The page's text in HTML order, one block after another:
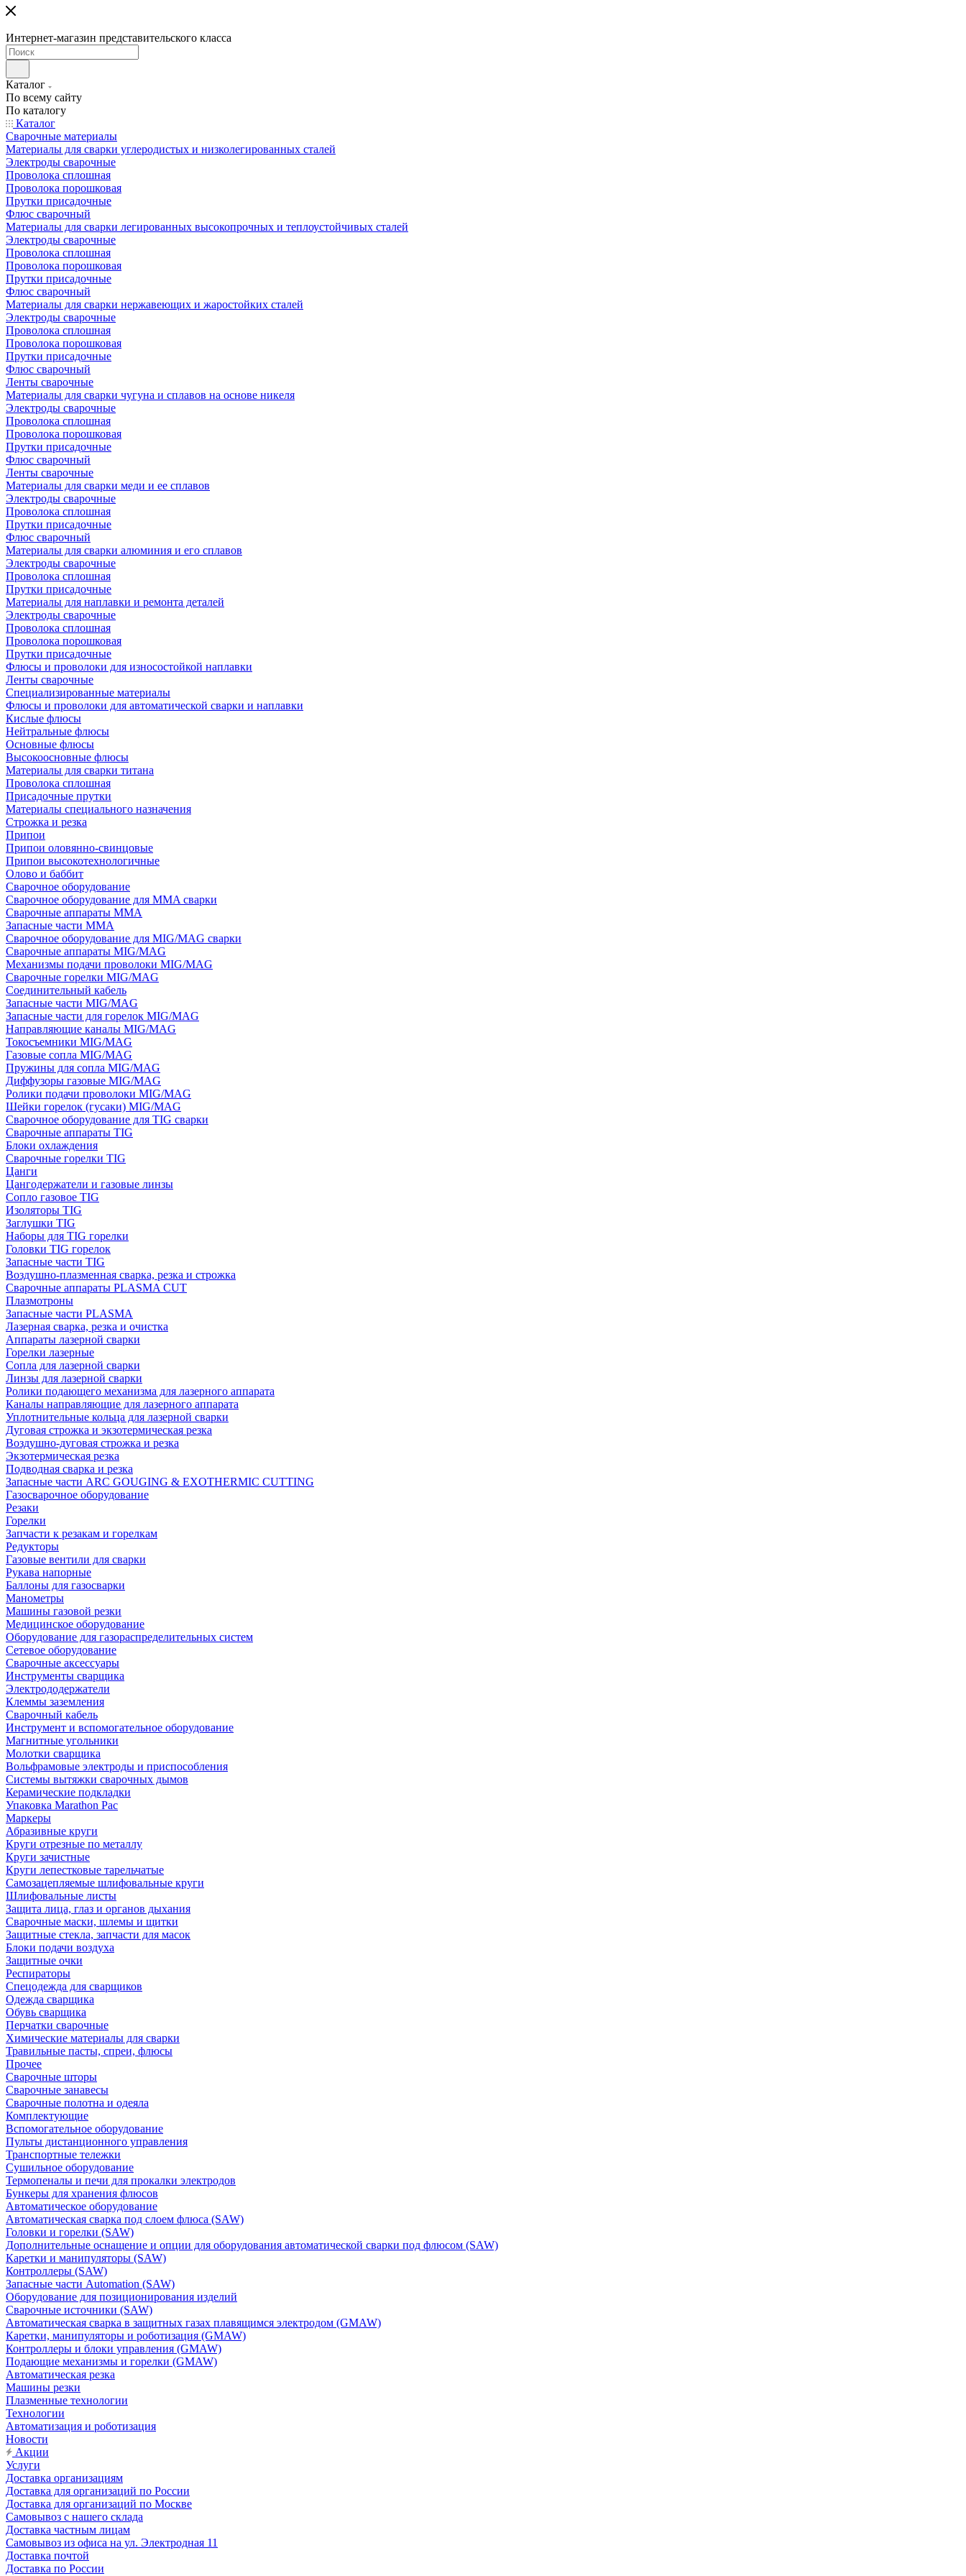
Интернет-магазин представительского класса
Каталог
По всему сайту
По каталогу
Каталог
Сварочные материалы
Материалы для сварки углеродистых и низколегированных сталей
Электроды сварочные
Проволока сплошная
Проволока порошковая
Прутки присадочные
Флюс сварочный
Материалы для сварки легированных высокопрочных и теплоустойчивых сталей
Электроды сварочные
Проволока сплошная
Проволока порошковая
Прутки присадочные
Флюс сварочный
Материалы для сварки нержавеющих и жаростойких сталей
Электроды сварочные
Проволока сплошная
Проволока порошковая
Прутки присадочные
Флюс сварочный
Ленты сварочные
Материалы для сварки чугуна и сплавов на основе никеля
Электроды сварочные
Проволока сплошная
Проволока порошковая
Прутки присадочные
Флюс сварочный
Ленты сварочные
Материалы для сварки меди и ее сплавов
Электроды сварочные
Проволока сплошная
Прутки присадочные
Флюс сварочный
Материалы для сварки алюминия и его сплавов
Электроды сварочные
Проволока сплошная
Прутки присадочные
Материалы для наплавки и ремонта деталей
Электроды сварочные
Проволока сплошная
Проволока порошковая
Прутки присадочные
Флюсы и проволоки для износостойкой наплавки
Ленты сварочные
Специализированные материалы
Флюсы и проволоки для автоматической сварки и наплавки
Кислые флюсы
Нейтральные флюсы
Основные флюсы
Высокоосновные флюсы
Материалы для сварки титана
Проволока сплошная
Присадочные прутки
Материалы специального назначения
Строжка и резка
Припои
Припои оловянно-свинцовые
Припои высокотехнологичные
Олово и баббит
Сварочное оборудование
Сварочное оборудование для MMA сварки
Сварочные аппараты MMA
Запасные части MMA
Сварочное оборудование для MIG/MAG сварки
Сварочные аппараты MIG/MAG
Механизмы подачи проволоки MIG/MAG
Сварочные горелки MIG/MAG
Соединительный кабель
Запасные части MIG/MAG
Запасные части для горелок MIG/MAG
Направляющие каналы MIG/MAG
Токосъемники MIG/MAG
Газовые сопла MIG/MAG
Пружины для сопла MIG/MAG
Диффузоры газовые MIG/MAG
Ролики подачи проволоки MIG/MAG
Шейки горелок (гусаки) MIG/MAG
Сварочное оборудование для TIG сварки
Сварочные аппараты TIG
Блоки охлаждения
Сварочные горелки TIG
Цанги
Цангодержатели и газовые линзы
Сопло газовое TIG
Изоляторы TIG
Заглушки TIG
Наборы для TIG горелки
Головки TIG горелок
Запасные части TIG
Воздушно-плазменная сварка, резка и строжка
Сварочные аппараты PLASMA CUT
Плазмотроны
Запасные части PLASMA
Лазерная сварка, резка и очистка
Аппараты лазерной сварки
Горелки лазерные
Сопла для лазерной сварки
Линзы для лазерной сварки
Ролики подающего механизма для лазерного аппарата
Каналы направляющие для лазерного аппарата
Уплотнительные кольца для лазерной сварки
Дуговая строжка и экзотермическая резка
Воздушно-дуговая строжка и резка
Экзотермическая резка
Подводная сварка и резка
Запасные части ARC GOUGING & EXOTHERMIC CUTTING
Газосварочное оборудование
Резаки
Горелки
Запчасти к резакам и горелкам
Редукторы
Газовые вентили для сварки
Рукава напорные
Баллоны для газосварки
Манометры
Машины газовой резки
Медицинское оборудование
Оборудование для газораспределительных систем
Сетевое оборудование
Сварочные аксессуары
Инструменты сварщика
Электрододержатели
Клеммы заземления
Сварочный кабель
Инструмент и вспомогательное оборудование
Магнитные угольники
Молотки сварщика
Вольфрамовые электроды и приспособления
Системы вытяжки сварочных дымов
Керамические подкладки
Упаковка Marathon Pac
Маркеры
Абразивные круги
Круги отрезные по металлу
Круги зачистные
Круги лепестковые тарельчатые
Самозацепляемые шлифовальные круги
Шлифовальные листы
Защита лица, глаз и органов дыхания
Сварочные маски, шлемы и щитки
Защитные стекла, запчасти для масок
Блоки подачи воздуха
Защитные очки
Респираторы
Спецодежда для сварщиков
Одежда сварщика
Обувь сварщика
Перчатки сварочные
Химические материалы для сварки
Травильные пасты, спреи, флюсы
Прочее
Сварочные шторы
Сварочные занавесы
Сварочные полотна и одеяла
Комплектующие
Вспомогательное оборудование
Пульты дистанционного управления
Транспортные тележки
Сушильное оборудование
Термопеналы и печи для прокалки электродов
Бункеры для хранения флюсов
Автоматическое оборудование
Автоматическая сварка под слоем флюса (SAW)
Головки и горелки (SAW)
Дополнительные оснащение и опции для оборудования автоматической сварки под флюсом (SAW)
Каретки и манипуляторы (SAW)
Контроллеры (SAW)
Запасные части Automation (SAW)
Оборудование для позиционирования изделий
Сварочные источники (SAW)
Автоматическая сварка в защитных газах плавящимся электродом (GMAW)
Каретки, манипуляторы и роботизация (GMAW)
Контроллеры и блоки управления (GMAW)
Подающие механизмы и горелки (GMAW)
Автоматическая резка
Машины резки
Плазменные технологии
Технологии
Автоматизация и роботизация
Новости
Акции
Услуги
Доставка организациям
Доставка для организаций по России
Доставка для организаций по Москве
Самовывоз с нашего склада
Доставка частным лицам
Самовывоз из офиса на ул. Электродная 11
Доставка почтой
Доставка по России